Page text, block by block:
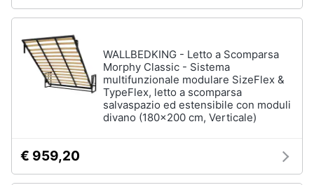
WALLBEDKING - Letto a Scomparsa
Morphy Classic - Sistema
multifunzionale modulare SizeFlex &
TypeFlex, letto a scomparsa
salvaspazio ed estensibile con moduli
divano (180x200 cm, Verticale)
€ 959,20